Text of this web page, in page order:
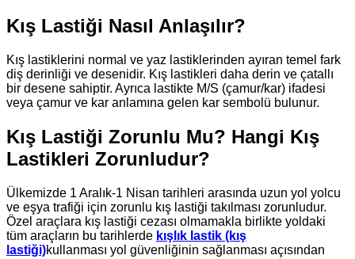
Kış Lastiği Nasıl Anlaşılır?
Kış lastiklerini normal ve yaz lastiklerinden ayıran temel fark
diş derinliği ve desenidir. Kış lastikleri daha derin ve çatallı
bir desene sahiptir. Ayrıca lastikte M/S (çamur/kar) ifadesi
veya çamur ve kar anlamına gelen kar sembolü bulunur.
Kış Lastiği Zorunlu Mu? Hangi Kış
Lastikleri Zorunludur?
Ülkemizde 1 Aralık-1 Nisan tarihleri arasında uzun yol yolcu
ve eşya trafiği için zorunlu kış lastiği takılması zorunludur.
Özel araçlara kış lastiği cezası olmamakla birlikte yoldaki
tüm araçların bu tarihlerde kışlık lastik (kış
lastiği)kullanması yol güvenliğinin sağlanması açısından